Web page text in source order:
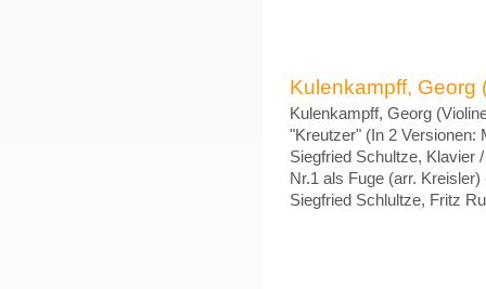
Kulenkampff, Georg
Kulenkampff, Georg
"Kreutzer" (In 2 Versionen:
Siegfried Schultze, Klavier
Nr.1 als Fuge (arr.
Siegfried Schlultze, Fritz